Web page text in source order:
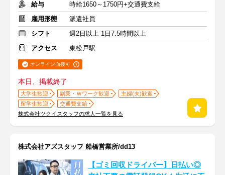
給与
時給1650～1750円+交通費支給
雇用形態
派遣社員
シフト
週2日以上 1日7.5時間以上
アクセス
東松戸駅
オンライン面接可
本日、掲載終了
大学生歓迎 副業・Ｗワーク歓迎
主婦(夫)歓迎
留学生歓迎
交通費支給
株式会社ツクイスタッフの求人一覧を見る
株式会社アズスタッフ 船橋営業所/dd13
【ゴミ回収ドライバー】日払い◎